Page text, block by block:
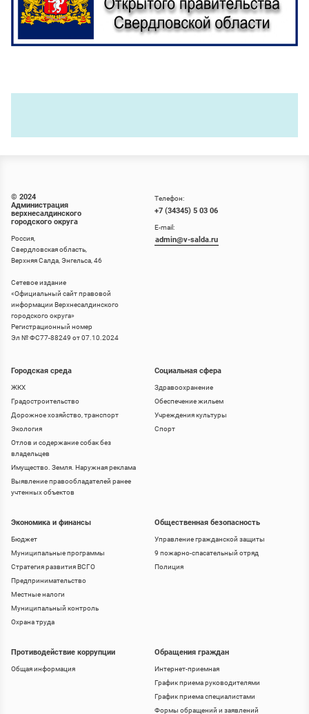
© 2024
Администрация
верхнесалдинского
городского округа
Россия,
Свердловская область,
Верхняя Салда, Энгельса, 46
Сетевое издание
«Официальный сайт правовой
информации Верхнесалдинского
городского округа»
Регистрационный номер
Эл № ФС77-88249 от 07.10.2024
Городская среда
ЖКХ
Градостроительство
Дорожное хозяйство, транспорт
Экология
Отлов и содержание собак без
владельцев
Имущество. Земля. Наружная реклама
Выявление правообладателей ранее
учтенных объектов
Социальная сфера
Здравоохранение
Обеспечение жильем
Учреждения культуры
Спорт
Телефон:
+7 (34345) 5 03 06
E-mail:
admin@v-salda.ru
Экономика и финансы
Бюджет
Муниципальные программы
Стратегия развития ВСГО
Предпринимательство
Местные налоги
Муниципальный контроль
Охрана труда
Общественная безопасность
Управление гражданской защиты
9 пожарно-спасательный отряд
Полиция
Противодействие коррупции
Общая информация
Обращения граждан
Интернет-приемная
График приема руководителями
График приема специалистами
Формы обращений и заявлений